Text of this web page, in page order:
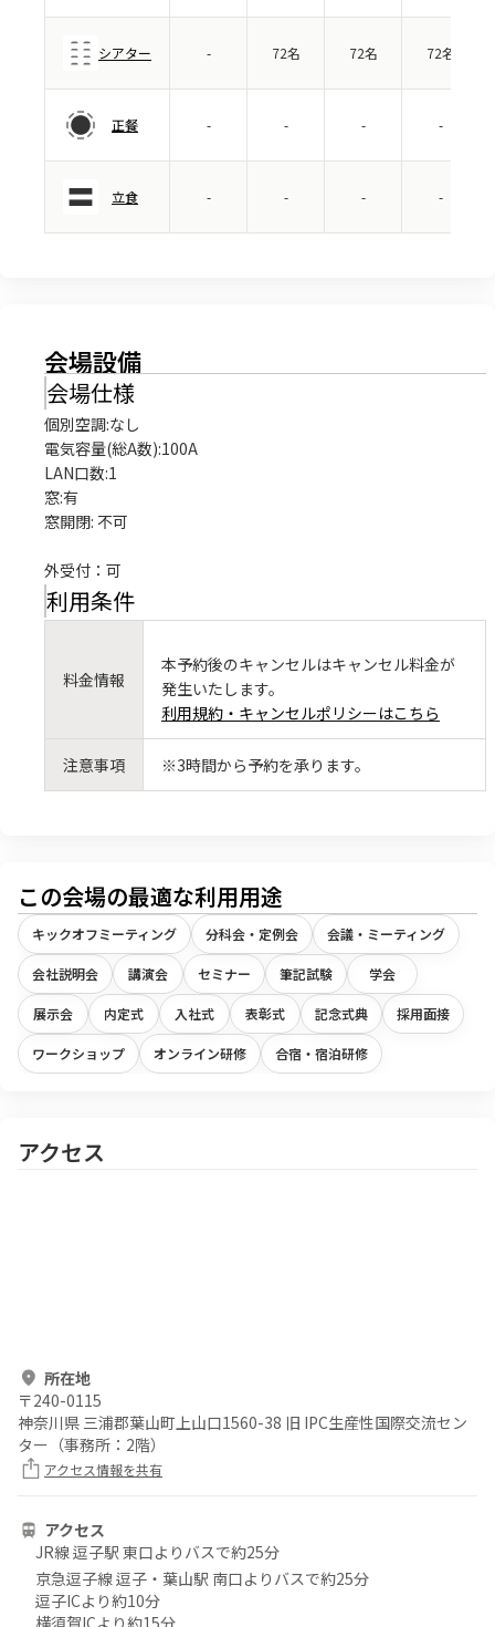
シアター - 72名 72名 72名
正餐 - - - -
立食 - - - -
会場設備
会場仕様
個別空調:なし
電気容量(総A数):100A
LAN口数:1
窓:有
窓開閉: 不可
外受付：可
利用条件
料金情報
本予約後のキャンセルはキャンセル料金が
発生いたします。
利用規約・キャンセルポリシーはこちら
注意事項 ※3時間から予約を承ります。
この会場の最適な利用用途
キックオフミーティング 分科会・定例会 会議・ミーティング
会社説明会 講演会 セミナー 筆記試験 学会
展示会 内定式 入社式 表彰式 記念式典 採用面接
ワークショップ オンライン研修 合宿・宿泊研修
アクセス
所在地
〒240-0115
神奈川県 三浦郡葉山町上山口1560-38 旧 IPC生産性国際交流セン
ター（事務所：2階）
アクセス情報を共有
アクセス
JR線 逗子駅 東口よりバスで約25分
京急逗子線 逗子・葉山駅 南口よりバスで約25分
逗子ICより約10分